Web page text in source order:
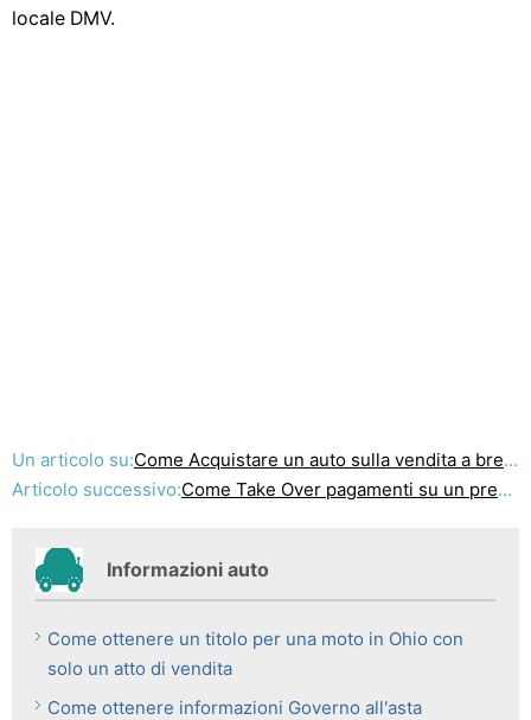
locale DMV.
Un articolo su:Come Acquistare un auto sulla vendita a breve
Articolo successivo:Come Take Over pagamenti su un prestito auto da un privato venditore
Informazioni auto
Come ottenere un titolo per una moto in Ohio con
solo un atto di vendita
Come ottenere informazioni Governo all'asta